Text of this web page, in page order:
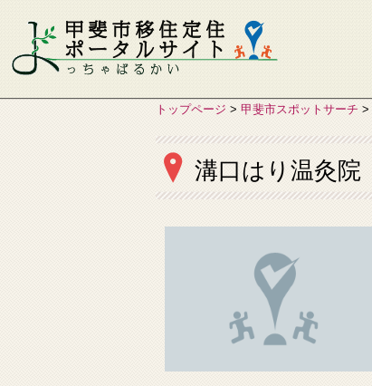
トップページ > 甲斐市スポットサーチ >
溝口はり温灸院